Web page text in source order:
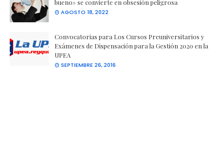
bueno» se convierte en obsesión peligrosa
AGOSTO 18, 2022
Convocatorias para Los Cursos Preuniversitarios y
Exámenes de Dispensación para la Gestión 2020 en la
UPEA
SEPTIEMBRE 26, 2016